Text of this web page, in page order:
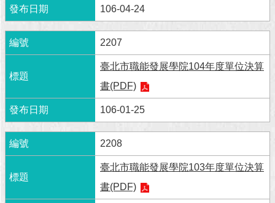
網
站
導
覽
English
常
見
問
時
106-04-24
2207
臺北市職能發展學院104年度單位決算
書(PDF)
106-01-25
2208
臺北市職能發展學院103年度單位決算
書(PDF)